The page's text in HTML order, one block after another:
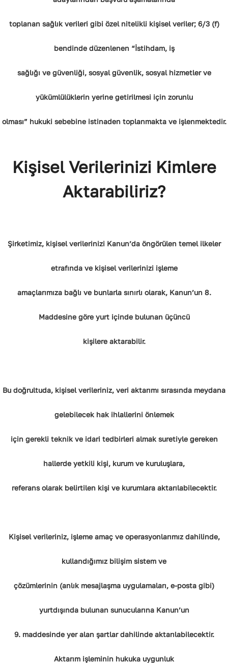
toplanan sağlık verileri gibi özel nitelikli kişisel veriler; 6/3 (f)
bendinde düzenlenen “İstihdam, iş
sağlığı ve güvenliği, sosyal güvenlik, sosyal hizmetler ve
yükümlülüklerin yerine getirilmesi için zorunlu
olması” hukuki sebebine istinaden toplanmakta ve işlenmektedir.
Kişisel Verilerinizi Kimlere
Aktarabiliriz?
Şirketimiz, kişisel verilerinizi Kanun’da öngörülen temel ilkeler
etrafında ve kişisel verilerinizi işleme
amaçlarımıza bağlı ve bunlarla sınırlı olarak, Kanun’un 8.
Maddesine göre yurt içinde bulunan üçüncü
kişilere aktarabilir.
Bu doğrultuda, kişisel verileriniz, veri aktarımı sırasında meydana
gelebilecek hak ihlallerini önlemek
için gerekli teknik ve idari tedbirleri almak suretiyle gereken
hallerde yetkili kişi, kurum ve kuruluşlara,
referans olarak belirtilen kişi ve kurumlara aktarılabilecektir.
Kişisel verileriniz, işleme amaç ve operasyonlarımız dahilinde,
kullandığımız bilişim sistem ve
çözümlerinin (anlık mesajlaşma uygulamaları, e-posta gibi)
yurtdışında bulunan sunucularına Kanun’un
9. maddesinde yer alan şartlar dahilinde aktarılabilecektir.
Aktarım işleminin hukuka uygunluk